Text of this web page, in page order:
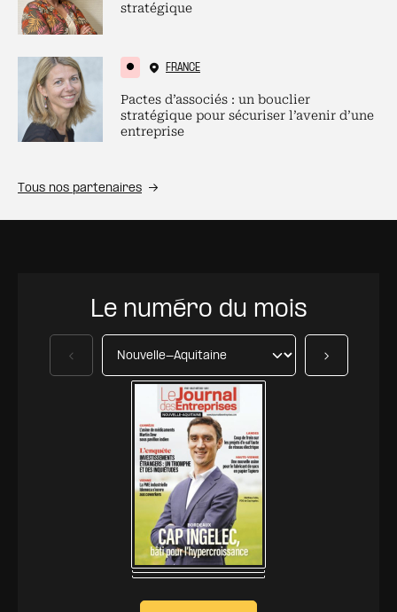
stratégique
FRANCE
Pactes d’associés : un bouclier
stratégique pour sécuriser l’avenir d’une
entreprise
Tous nos partenaires
Le numéro du mois
Précédent Suivant